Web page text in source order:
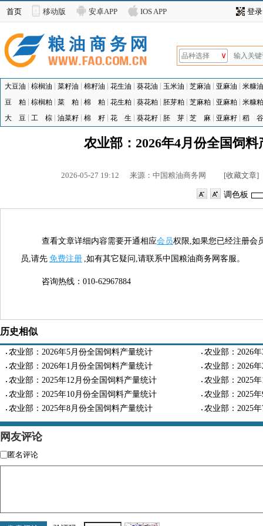
首页 移动版 安卓APP IOS APP 登录
品种选择 ∨
大豆油 棕榈油 菜籽油 棉籽油 花生油 葵花油 玉米油 芝麻油 亚麻油
米糠油
豆 粕
棕榈粕 菜 粕 棉 粕 花生粕 葵花粕 胚芽粕 芝麻粕 亚麻粕
米糠粕
大 豆
工 棕 油菜籽 棉 籽 花 生 葵花籽 胚 芽 芝 麻 亚麻籽 稻 谷
农业部：2026年4月份全国饲料
2026-05-27 19:12 来源： 中国粮油商务网 [收藏文章]
调色板
查看文章详细内容需要开通相应会员权限,如果您已经注册会
员,请先 免费注册 ,如有其它疑问,请联系中国粮油商务网客服。
咨询热线：010-62967884
历史相似
农业部：2026年5月份全国饲料产量统计
农业部：2026
农业部：2026年1月份全国饲料产量统计
农业部：2026
农业部：2025年12月份全国饲料产量统计
农业部：2025
农业部：2025年10月份全国饲料产量统计
农业部：2025
农业部：2025年8月份全国饲料产量统计
农业部：2025
网友评论
匿名评论